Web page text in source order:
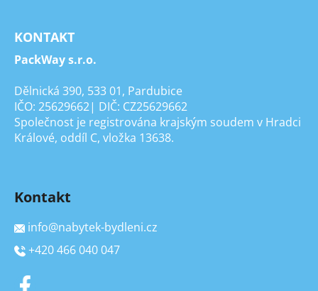
KONTAKT
PackWay s.r.o.
Dělnická 390, 533 01, Pardubice
IČO: 25629662| DIČ: CZ25629662
Společnost je registrována krajským soudem v Hradci
Králové, oddíl C, vložka 13638.
Kontakt
info@nabytek-bydleni.cz
+420 466 040 047